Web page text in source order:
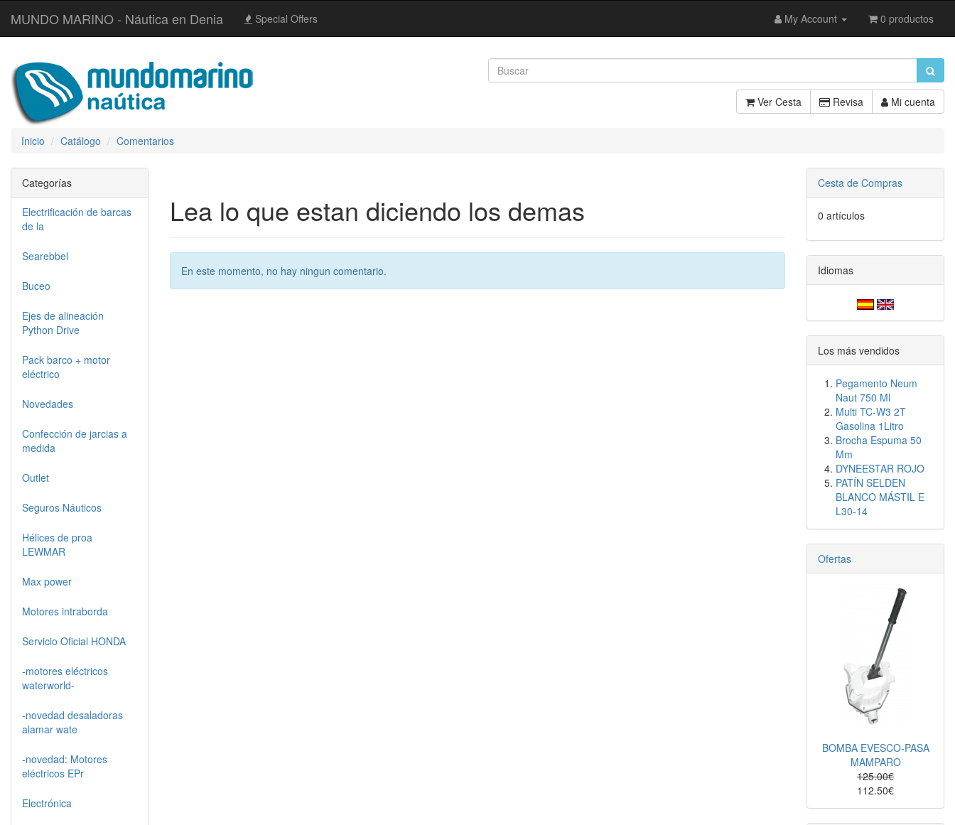
MUNDO MARINO - Náutica en Denia Special Offers My Account 0 productos
Ver Cesta Revisa Mi cuenta
Inicio Catálogo Comentarios
Lea lo que estan diciendo los demas
En este momento, no hay ningun comentario.
Categorías
Electrificación de barcas
de la
Searebbel
Buceo
Ejes de alineación
Python Drive
Pack barco + motor
eléctrico
Novedades
Confección de jarcias a
medida
Outlet
Seguros Náuticos
Hélices de proa
LEWMAR
Max power
Motores intraborda
Servicio Oficial HONDA
-motores eléctricos
waterworld-
-novedad desaladoras
alamar wate
-novedad: Motores
eléctricos EPr
Electrónica
Cesta de Compras
0 artículos
Idiomas
Los más vendidos
Pegamento Neum
Naut 750 Ml
Multi TC-W3 2T
Gasolina 1Litro
Brocha Espuma 50
Mm
DYNEESTAR ROJO
PATÍN SELDEN
BLANCO MÁSTIL E
L30-14
Ofertas
BOMBA EVESCO-PASA
MAMPARO
125.00€
112.50€